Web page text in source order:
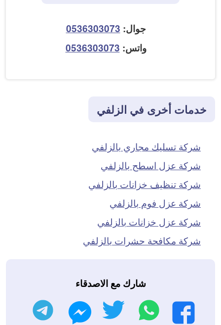
جوال: 0536303073
واتس: 0536303073
خدمات أخرى في الزلفي
شركة تسليك مجاري بالزلفي
شركة عزل اسطح بالزلفي
شركة تنظيف خزانات بالزلفي
شركة عزل فوم بالزلفي
شركة عزل خزانات بالزلفي
شركة مكافحة حشرات بالزلفي
شارك مع الاصدقاء
فيسبوك
واتساب تويتر ماسنجر